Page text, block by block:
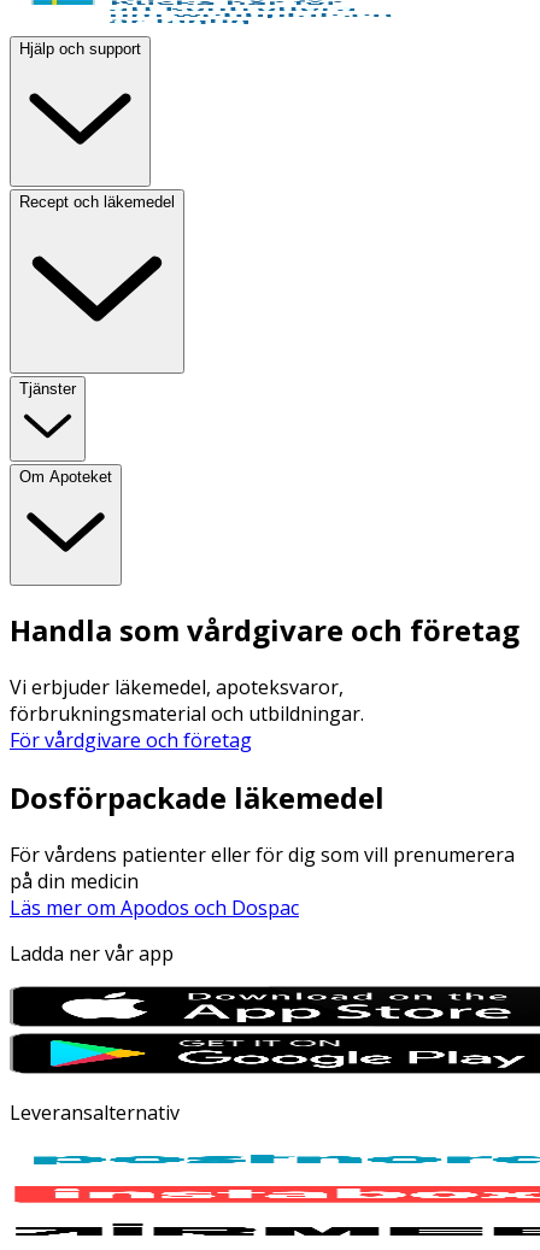
Hjälp och support
Recept och läkemedel
Tjänster
Om Apoteket
Handla som vårdgivare och företag
Vi erbjuder läkemedel, apoteksvaror,
förbrukningsmaterial och utbildningar.
För vårdgivare och företag
Dosförpackade läkemedel
För vårdens patienter eller för dig som vill prenumerera
på din medicin
Läs mer om Apodos och Dospac
Ladda ner vår app
Leveransalternativ